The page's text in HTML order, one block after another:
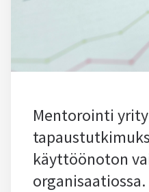
Mentorointi
käyttöönoton
organisaatiossa.